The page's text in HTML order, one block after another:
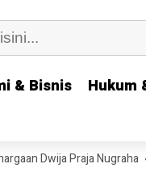
& Bisnis Hukum
& Bisnis Hukum
Praja Nugraha